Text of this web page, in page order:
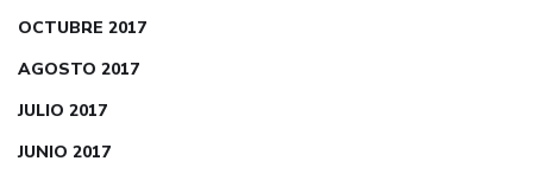
OCTUBRE 2017
AGOSTO 2017
JULIO 2017
JUNIO 2017